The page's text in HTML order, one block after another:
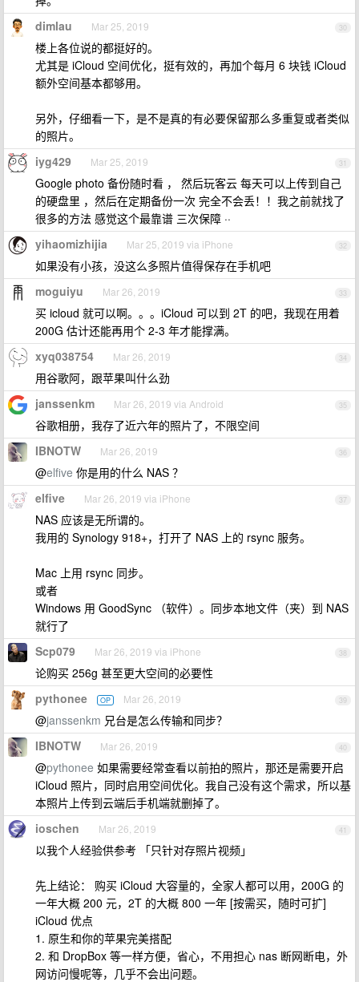
30
dimlau Mar 25, 2019
楼上各位说的都挺好的。
尤其是 iCloud 空间优化，挺有效的，再加个每月 6 块钱 iCloud
额外空间基本都够用。
另外，仔细看一下，是不是真的有必要保留那么多重复或者类似
的照片。
31
iyg429 Mar 25, 2019
Google photo 备份随时看 ， 然后玩客云 每天可以上传到自己
的硬盘里 ，然后在定期备份一次 完全不会丢！！我之前就找了
很多的方法 感觉这个最靠谱 三次保障 ··
32
yihaomizhijia Mar 25, 2019 via iPhone
如果没有小孩，没这么多照片值得保存在手机吧
33
moguiyu Mar 26, 2019
买 icloud 就可以啊。。。iCloud 可以到 2T 的吧，我现在用着
200G 估计还能再用个 2-3 年才能撑满。
34
xyq038754 Mar 26, 2019
用谷歌阿，跟苹果叫什么劲
35
janssenkm Mar 26, 2019 via Android
谷歌相册，我存了近六年的照片了，不限空间
36
IBNOTW Mar 26, 2019
@elfive 你是用的什么 NAS ？
37
elfive Mar 26, 2019 via iPhone
NAS 应该是无所谓的。
我用的 Synology 918+，打开了 NAS 上的 rsync 服务。
Mac 上用 rsync 同步。
或者
Windows 用 GoodSync （软件）。同步本地文件（夹）到 NAS
就行了
38
Scp079 Mar 26, 2019 via iPhone
论购买 256g 甚至更大空间的必要性
39
pythonee OP Mar 26, 2019
@janssenkm 兄台是怎么传输和同步？
40
IBNOTW Mar 26, 2019
@pythonee 如果需要经常查看以前拍的照片，那还是需要开启
iCloud 照片，同时启用空间优化。我自己没有这个需求，所以基
本照片上传到云端后手机端就删掉了。
41
ioschen Mar 26, 2019
以我个人经验供参考 「只针对存照片视频」
先上结论： 购买 iCloud 大容量的，全家人都可以用，200G 的
一年大概 200 元，2T 的大概 800 一年 [按需买，随时可扩]
iCloud 优点
1. 原生和你的苹果完美搭配
2. 和 DropBox 等一样方便，省心，不用担心 nas 断网断电，外
网访问慢呢等，几乎不会出问题。